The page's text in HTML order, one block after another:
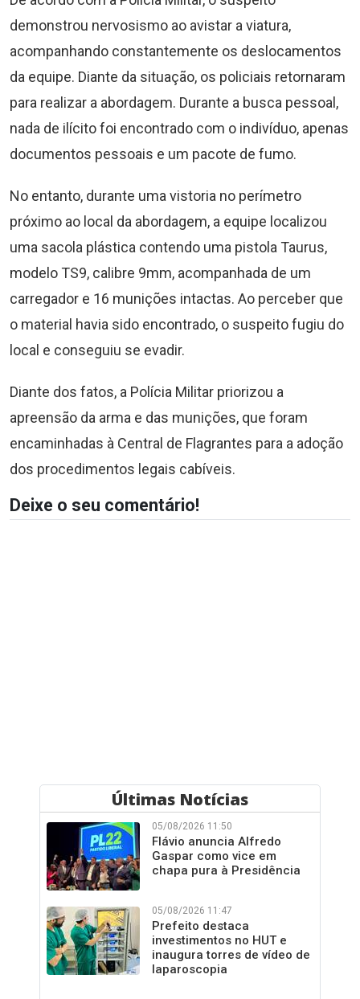
demonstrou nervosismo ao avistar a viatura,
acompanhando constantemente os deslocamentos
da equipe. Diante da situação, os policiais retornaram
para realizar a abordagem. Durante a busca pessoal,
nada de ilícito foi encontrado com o indivíduo, apenas
documentos pessoais e um pacote de fumo.
No entanto, durante uma vistoria no perímetro
próximo ao local da abordagem, a equipe localizou
uma sacola plástica contendo uma pistola Taurus,
modelo TS9, calibre 9mm, acompanhada de um
carregador e 16 munições intactas. Ao perceber que
o material havia sido encontrado, o suspeito fugiu do
local e conseguiu se evadir.
Diante dos fatos, a Polícia Militar priorizou a
apreensão da arma e das munições, que foram
encaminhadas à Central de Flagrantes para a adoção
dos procedimentos legais cabíveis.
Deixe o seu comentário!
Últimas Notícias
05/08/2026 11:50
Flávio anuncia Alfredo
Gaspar como vice em
chapa pura à Presidência
05/08/2026 11:47
Prefeito destaca
investimentos no HUT e
inaugura torres de vídeo de
laparoscopia